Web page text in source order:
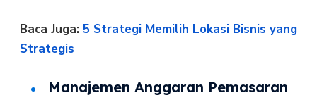
Baca Juga: 5 Strategi Memilih Lokasi Bisnis yang
Strategis
Manajemen Anggaran Pemasaran